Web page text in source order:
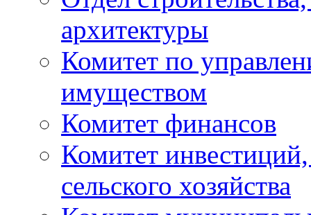
архитектуры
Комитет по
имуществом
Комитет финансов
Комитет
сельского хозяйства